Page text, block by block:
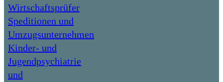
Wirtschaftsprüfer
Speditionen und
Umzugsunternehmen
Kinder- und
Jugendpsychiatrie
und